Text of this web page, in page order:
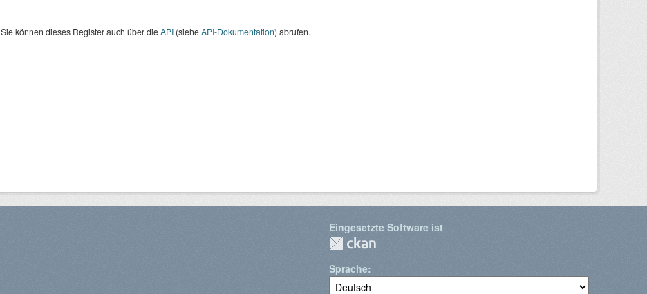
Sie können dieses Register auch über dieAPI(sieheAPI-Dokumentation) abrufen.
Eingesetzte Software ist
Sprache